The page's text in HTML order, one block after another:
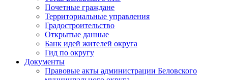
Почетные граждане
Территориальные управления
Градостроительство
Открытые данные
Банк идей жителей округа
Гид по округу
Документы
Правовые акты администрации Беловского